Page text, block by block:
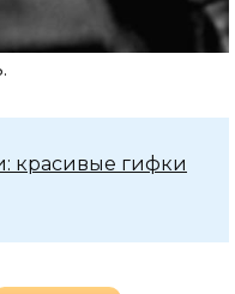
красивые гифки